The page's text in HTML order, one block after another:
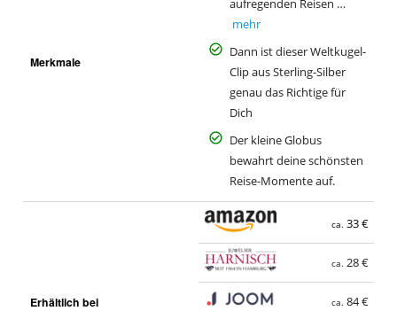
Merkmale
aufregenden Reisen …
mehr
Dann ist dieser Weltkugel-
Clip aus Sterling-Silber
genau das Richtige für
Dich
Der kleine Globus
bewahrt deine schönsten
Reise-Momente auf.
Erhältlich bei
ca. 33 €
ca. 28 €
ca. 84 €